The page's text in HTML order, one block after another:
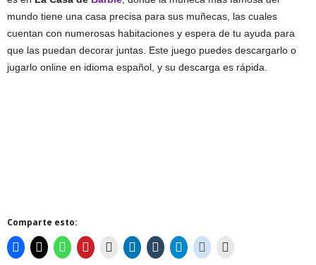
mundo tiene una casa precisa para sus muñecas, las cuales
cuentan con numerosas habitaciones y espera de tu ayuda para
que las puedan decorar juntas. Este juego puedes descargarlo o
jugarlo online en idioma español, y su descarga es rápida.
Comparte esto: